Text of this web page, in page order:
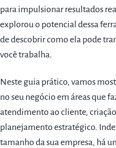
para impulsionar resultados
explorou o potencial dessa
de descobrir como ela pode
você trabalha.
Neste guia prático, vamos
no seu negócio em áreas que
atendimento ao cliente,
planejamento estratégico.
tamanho da sua empresa, há